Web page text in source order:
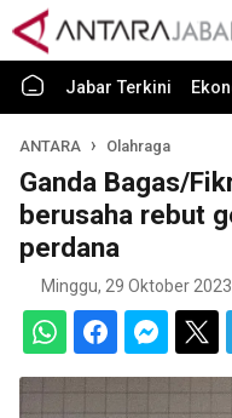
Jabar Terkini
ANTARA Olahraga
Ganda Bagas/
berusaha rebut
perdana
Minggu, 29 Oktober